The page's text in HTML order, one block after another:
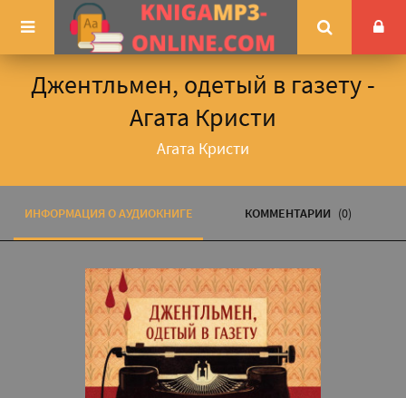
Джентльмен, одетый в газету -
Агата Кристи
Агата Кристи
ИНФОРМАЦИЯ О АУДИОКНИГЕ КОММЕНТАРИИ (0)